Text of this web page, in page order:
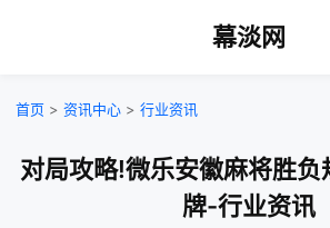
幕淡网
首页 > 资讯中心 > 行业资讯
对局攻略!微乐安徽麻将胜负
牌-行业资讯